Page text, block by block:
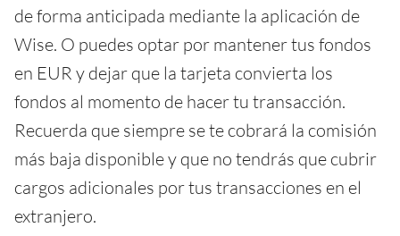
de forma anticipada mediante la aplicación de
Wise. O puedes optar por mantener tus fondos
en EUR y dejar que la tarjeta convierta los
fondos al momento de hacer tu transacción.
Recuerda que siempre se te cobrará la comisión
más baja disponible y que no tendrás que cubrir
cargos adicionales por tus transacciones en el
extranjero.